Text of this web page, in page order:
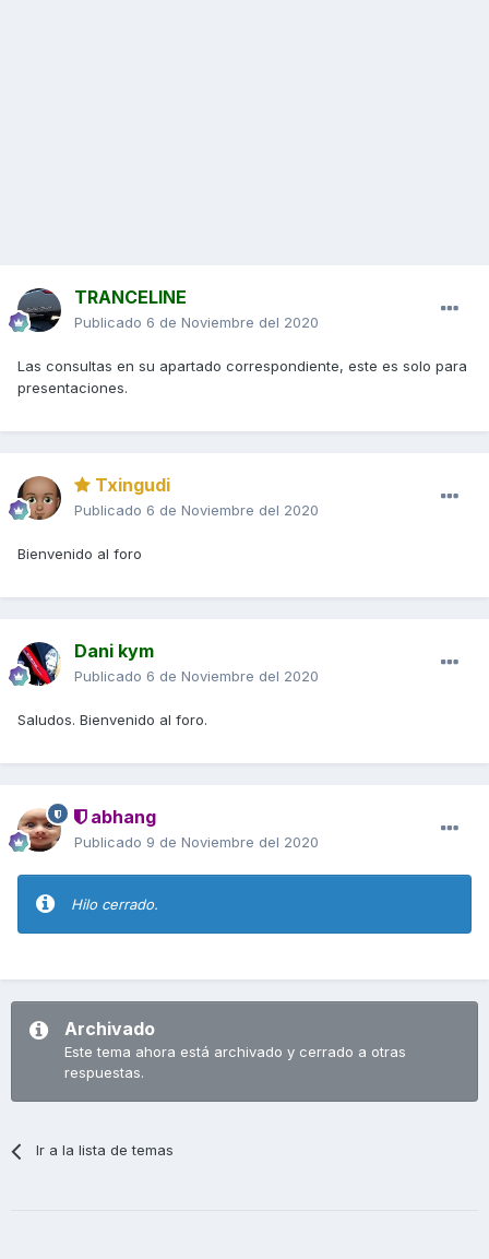
TRANCELINE
Publicado 6 de Noviembre del 2020
Las consultas en su apartado correspondiente, este es solo para
presentaciones.
Txingudi
Publicado 6 de Noviembre del 2020
Bienvenido al foro
Dani kym
Publicado 6 de Noviembre del 2020
Saludos. Bienvenido al foro.
abhang
Publicado 9 de Noviembre del 2020
Hilo cerrado.
Archivado
Este tema ahora está archivado y cerrado a otras
respuestas.
Ir a la lista de temas